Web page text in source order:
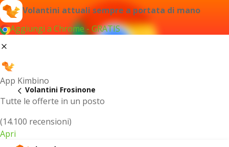
Volantini attuali sempre a portata di mano
Aggiungi a Chrome - GRATIS
App Kimbino
Tutte le offerte in un posto
(14.100 recensioni)
Apri
Volantini Frosinone